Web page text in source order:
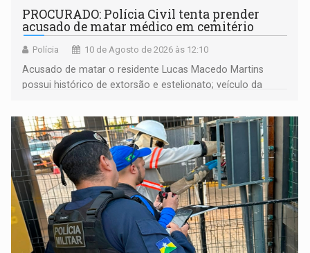
PROCURADO: Polícia Civil tenta prender
acusado de matar médico em cemitério
Polícia 10 de Agosto de 2026 às 12:10
Acusado de matar o residente Lucas Macedo Martins
possui histórico de extorsão e estelionato; veículo da